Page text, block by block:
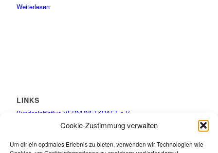
Cookie-Zustimmung verwalten
Um dir ein optimales Erlebnis zu bieten, verwenden wir Technologien wie
Weiterlesen
LINKS
Bundesinitiative VERNUNFTKRAFT e.V.